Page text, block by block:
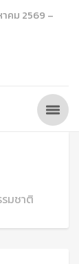
คม 2569 –
มชาติ